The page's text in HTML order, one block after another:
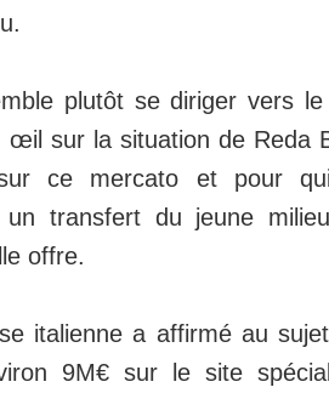
plutôt se diriger vers
œil sur la situation de Reda
ce mercato et pour
un transfert du jeune
offre.
italienne a affirmé au
9M€ sur le site